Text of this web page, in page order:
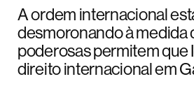
A ordem internacional
desmoronando à medida
poderosas permitem que
direito internacional em